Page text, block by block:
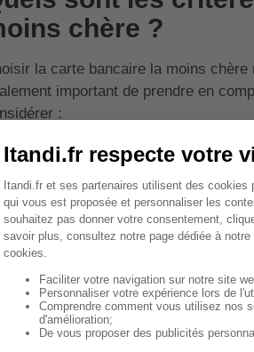
chère ?
la carte bancaire la moins
important de prendre en
:
Critère Description
Coût de la carte
C'est le coût
et des types de
Frais annexes
Ce sont les frais
virement, etc.
Services
associés
Ce sont les
l'assistance